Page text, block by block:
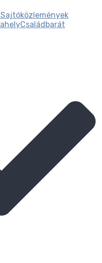
Sajtóközlemények
Családbarát